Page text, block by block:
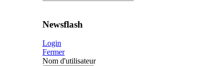
Newsflash
Login
Fermer
Nom d'utilisateur